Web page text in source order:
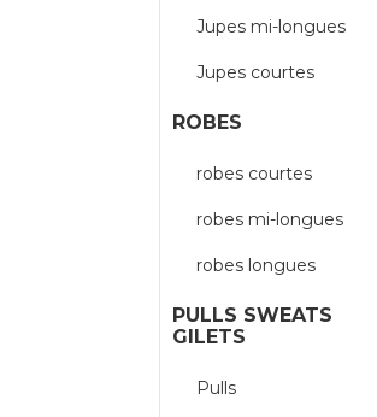
Jupes mi-longues
Jupes courtes
ROBES
robes courtes
robes mi-longues
robes longues
PULLS SWEATS
GILETS
Pulls